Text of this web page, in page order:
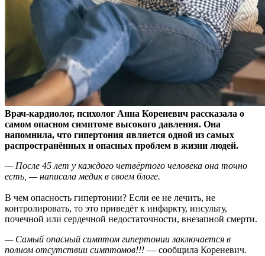
Врач-кардиолог, психолог Анна Кореневич рассказала о
самом опасном симптоме высокого давления. Она
напомнила, что гипертония является одной из самых
распространённых и опасных проблем в жизни людей.
— После 45 лет у каждого четвёртого человека она точно
есть, — написала медик в своем блоге.
В чем опасность гипертонии? Если ее не лечить, не
контролировать, то это приведёт к инфаркту, инсульту,
почечной или сердечной недостаточности, внезапной смерти.
— Самый опасный симптом гипертонии заключается в
полном отсутствии симптомов!!! — сообщила Кореневич.